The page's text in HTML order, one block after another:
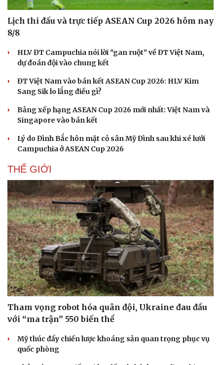
Văn hóa
Sân khấu - Điện ảnh
Văn học
Di sản
Nghệ sĩ
Lịch thi đấu và trực tiếp ASEAN Cup 2026 hôm nay
8/8
HLV ĐT Campuchia nói lời "gan ruột" về ĐT Việt Nam,
dự đoán đội vào chung kết
ĐT Việt Nam vào bán kết ASEAN Cup 2026: HLV Kim
Sang Sik lo lắng điều gì?
Bảng xếp hạng ASEAN Cup 2026 mới nhất: Việt Nam và
Singapore vào bán kết
Lý do Đình Bắc hôn mặt cỏ sân Mỹ Đình sau khi xé lưới
Campuchia ở ASEAN Cup 2026
THẾ GIỚI
Tham vọng robot hóa quân đội, Ukraine đau đầu
với “ma trận” 550 biến thể
Mỹ thúc đẩy chiến lược khoáng sản quan trọng phục vụ
quốc phòng